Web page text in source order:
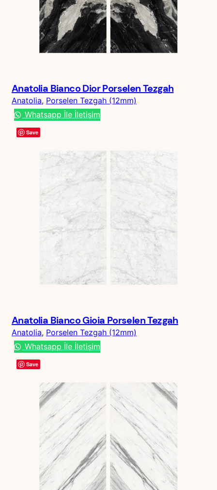
Anatolia Bianco Dior Porselen Tezgah
Anatolia, Porselen Tezgah (12mm)
Whatsapp İle İletişim
Save
Anatolia Bianco Gioia Porselen Tezgah
Anatolia, Porselen Tezgah (12mm)
Whatsapp İle İletişim
Save